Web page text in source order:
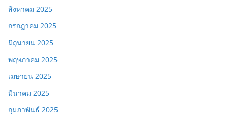
สิงหาคม 2025
กรกฎาคม 2025
มิถุนายน 2025
พฤษภาคม 2025
เมษายน 2025
มีนาคม 2025
กุมภาพันธ์ 2025